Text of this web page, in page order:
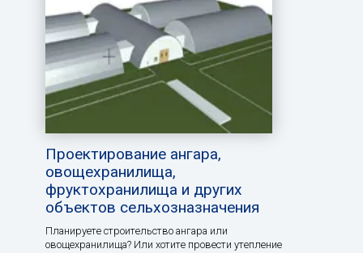
Проектирование ангара,
овощехранилища,
фруктохранилища и других
объектов сельхозназначения
Планируете строительство ангара или
овощехранилища? Или хотите провести утепление